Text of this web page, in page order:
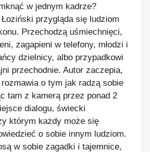
w jednym kadrze?
Łoziński przygląda się ludziom
Przechodzą uśmiechnięci,
zagapieni w telefony, młodzi i
dzielnicy, albo przypadkowi
przechodnie. Autor zaczepia,
o tym jak radzą sobie
tam z kamerą przez ponad 2
dialogu, świecki
którym każdy może się
o sobie innym ludziom.
w sobie zagadki i tajemnice,